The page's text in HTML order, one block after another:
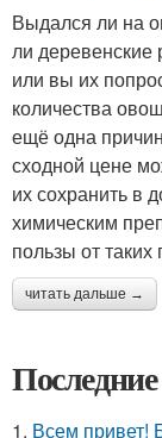
Выдался ли на
ли
или вы их
количества
ещё одна
сходной цене
их сохранить в
химическим
пользы от
читать дальше →
1. Всем привет!